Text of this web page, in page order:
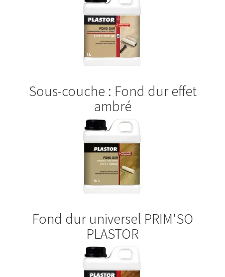
Sous-couche : Fond dur effet
ambré
Fond dur universel PRIM'SO
PLASTOR